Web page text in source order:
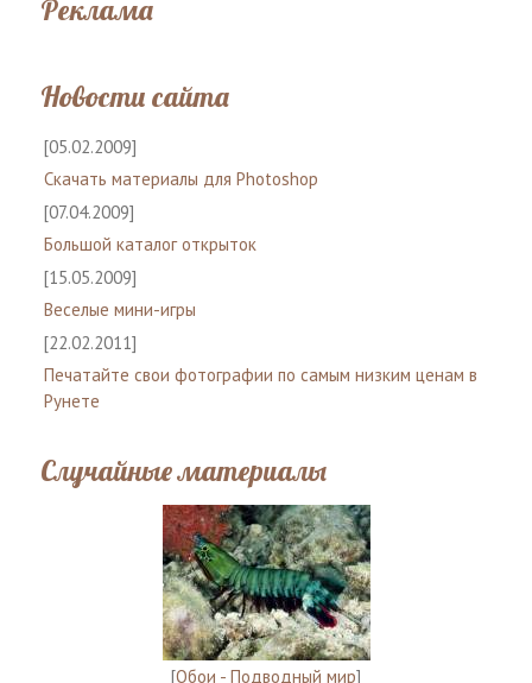
Реклама
Новости сайта
[05.02.2009]
Скачать материалы для Photoshop
[07.04.2009]
Большой каталог открыток
[15.05.2009]
Веселые мини-игры
[22.02.2011]
Печатайте свои фотографии по самым низким ценам в
Рунете
Случайные материалы
[Обои - Подводный мир]